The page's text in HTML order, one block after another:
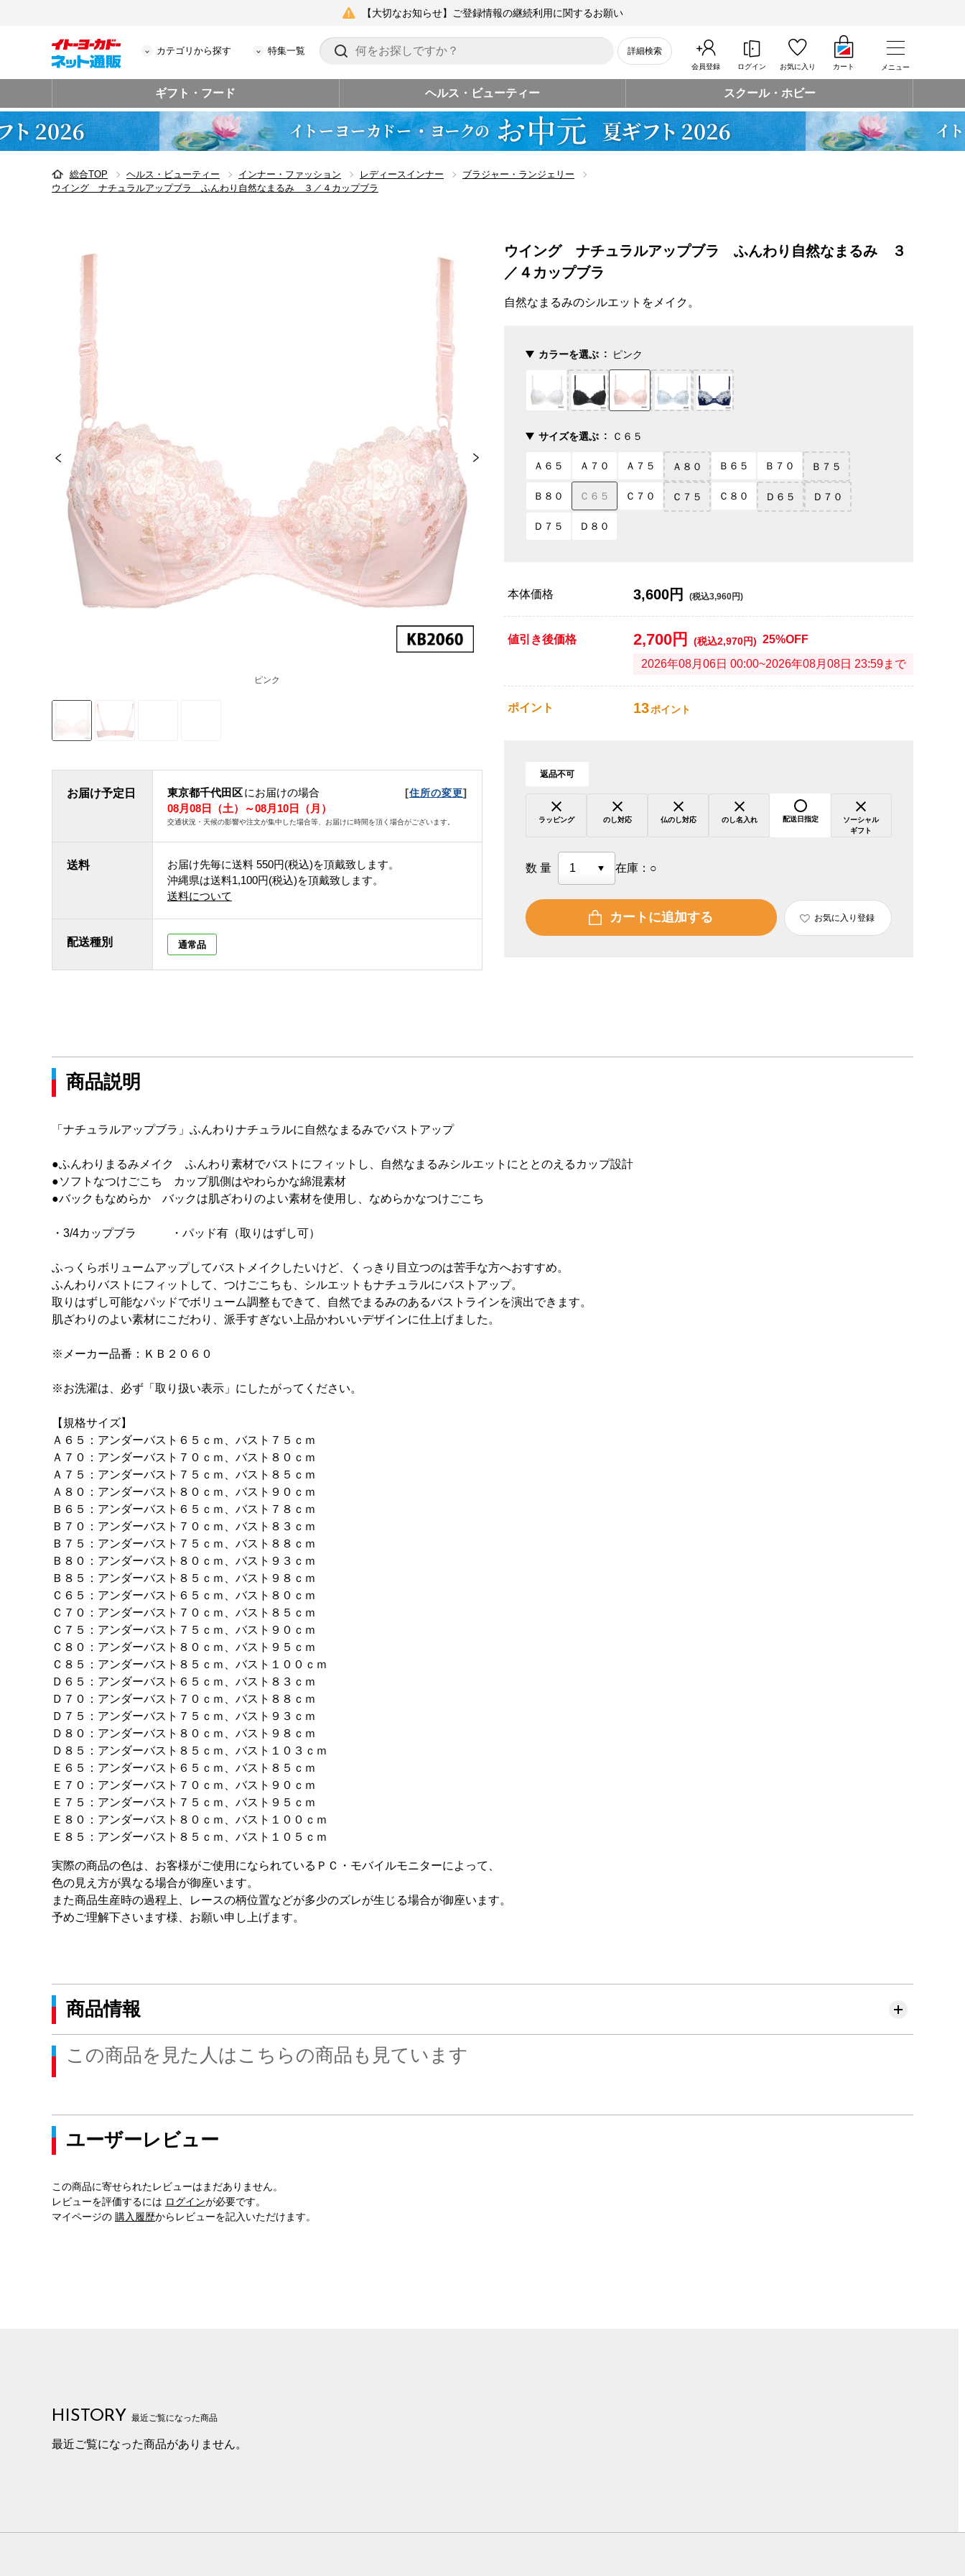
【大切なお知らせ】ご登録情報の継続利用に関するお願い
カテゴリから探す 特集一覧 詳細検索
会員登録 ログイン お気に入り カート メニュー
ギフト・フード ヘルス・ビューティー スクール・ホビー
総合TOP ヘルス・ビューティー インナー・ファッション レディースインナー
ブラジャー・ランジェリー
ウイング ナチュラルアップブラ ふんわり自然なまるみ ３／４カップブラ
ピンク
お届け予定日 東京都千代田区にお届けの場合 [住所の変更]
08月08日（土）～08月10日（月）
交通状況・天候の影響や注文が集中した場合等、お届けに時間を頂く場合がございます。
送料 お届け先毎に送料 550円(税込)を頂戴致します。
沖縄県は送料1,100円(税込)を頂戴致します。
送料について
配送種別 通常品
ウイング ナチュラルアップブラ ふんわり自然なまるみ ３
／４カップブラ
自然なまるみのシルエットをメイク。
カラーを選ぶ ピンク
サイズを選ぶ Ｃ６５
Ａ６５ Ａ７０ Ａ７５ Ａ８０ Ｂ６５ Ｂ７０ Ｂ７５
Ｂ８０ Ｃ６５ Ｃ７０ Ｃ７５ Ｃ８０ Ｄ６５ Ｄ７０
Ｄ７５ Ｄ８０
本体価格 3,600円 (税込3,960円)
値引き後価格 2,700円 (税込2,970円) 25%OFF
2026年08月06日 00:00~2026年08月08日 23:59まで
ポイント 13ポイント
返品不可
ラッピング のし対応 仏のし対応 のし名入れ 配送日指定
ソーシャル
ギフト
数量 在庫： ○
カートに追加する お気に入り登録
商品説明
「ナチュラルアップブラ」ふんわりナチュラルに自然なまるみでバストアップ
●ふんわりまるみメイク ふんわり素材でバストにフィットし、自然なまるみシルエットにととのえるカップ設計
●ソフトなつけごこち カップ肌側はやわらかな綿混素材
●バックもなめらか バックは肌ざわりのよい素材を使用し、なめらかなつけごこち
・3/4カップブラ ・パッド有（取りはずし可）
ふっくらボリュームアップしてバストメイクしたいけど、くっきり目立つのは苦手な方へおすすめ。
ふんわりバストにフィットして、つけごこちも、シルエットもナチュラルにバストアップ。
取りはずし可能なパッドでボリューム調整もできて、自然でまるみのあるバストラインを演出できます。
肌ざわりのよい素材にこだわり、派手すぎない上品かわいいデザインに仕上げました。
※メーカー品番：ＫＢ２０６０
※お洗濯は、必ず「取り扱い表示」にしたがってください。
【規格サイズ】
Ａ６５：アンダーバスト６５ｃｍ、バスト７５ｃｍ
Ａ７０：アンダーバスト７０ｃｍ、バスト８０ｃｍ
Ａ７５：アンダーバスト７５ｃｍ、バスト８５ｃｍ
Ａ８０：アンダーバスト８０ｃｍ、バスト９０ｃｍ
Ｂ６５：アンダーバスト６５ｃｍ、バスト７８ｃｍ
Ｂ７０：アンダーバスト７０ｃｍ、バスト８３ｃｍ
Ｂ７５：アンダーバスト７５ｃｍ、バスト８８ｃｍ
Ｂ８０：アンダーバスト８０ｃｍ、バスト９３ｃｍ
Ｂ８５：アンダーバスト８５ｃｍ、バスト９８ｃｍ
Ｃ６５：アンダーバスト６５ｃｍ、バスト８０ｃｍ
Ｃ７０：アンダーバスト７０ｃｍ、バスト８５ｃｍ
Ｃ７５：アンダーバスト７５ｃｍ、バスト９０ｃｍ
Ｃ８０：アンダーバスト８０ｃｍ、バスト９５ｃｍ
Ｃ８５：アンダーバスト８５ｃｍ、バスト１００ｃｍ
Ｄ６５：アンダーバスト６５ｃｍ、バスト８３ｃｍ
Ｄ７０：アンダーバスト７０ｃｍ、バスト８８ｃｍ
Ｄ７５：アンダーバスト７５ｃｍ、バスト９３ｃｍ
Ｄ８０：アンダーバスト８０ｃｍ、バスト９８ｃｍ
Ｄ８５：アンダーバスト８５ｃｍ、バスト１０３ｃｍ
Ｅ６５：アンダーバスト６５ｃｍ、バスト８５ｃｍ
Ｅ７０：アンダーバスト７０ｃｍ、バスト９０ｃｍ
Ｅ７５：アンダーバスト７５ｃｍ、バスト９５ｃｍ
Ｅ８０：アンダーバスト８０ｃｍ、バスト１００ｃｍ
Ｅ８５：アンダーバスト８５ｃｍ、バスト１０５ｃｍ
実際の商品の色は、お客様がご使用になられているＰＣ・モバイルモニターによって、
色の見え方が異なる場合が御座います。
また商品生産時の過程上、レースの柄位置などが多少のズレが生じる場合が御座います。
予めご理解下さいます様、お願い申し上げます。
商品情報
この商品を見た人はこちらの商品も見ています
ユーザーレビュー
この商品に寄せられたレビューはまだありません。
レビューを評価するには ログインが必要です。
マイページの 購入履歴からレビューを記入いただけます。
HISTORY 最近ご覧になった商品
最近ご覧になった商品がありません。